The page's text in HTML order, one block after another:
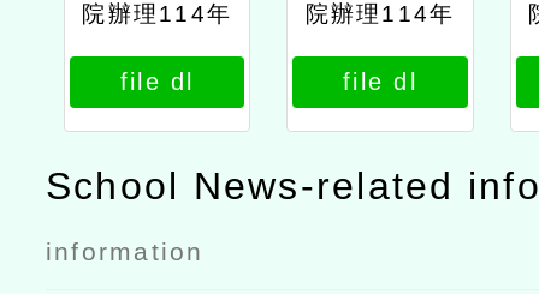
院辦理114年
度成人基本教
育研習班新住
民專班師資研
習班公文
file dl
院辦理114年
度成人基本教
育研習班新住
民專班師資研
習班課程表1
file dl
School News-related
information